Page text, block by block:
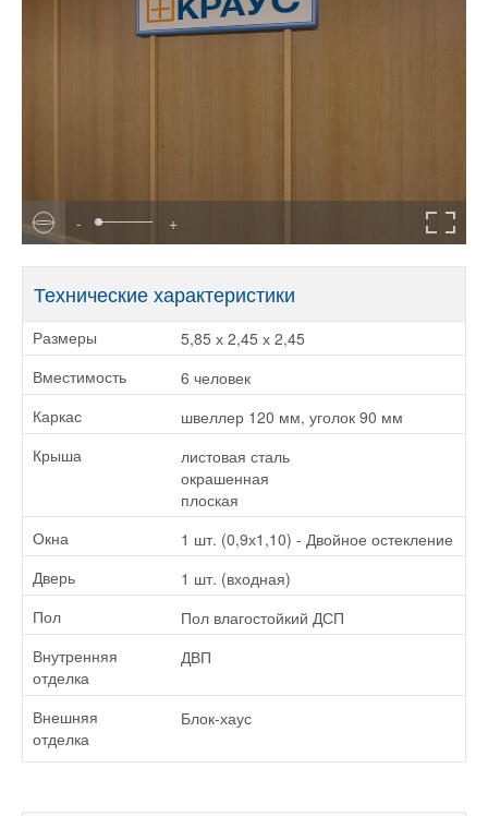
- +
Технические характеристики
Размеры 5,85 х 2,45 х 2,45
Вместимость 6 человек
Каркас швеллер 120 мм, уголок 90 мм
Крыша
листовая сталь
окрашенная
плоская
Окна 1 шт. (0,9х1,10) - Двойное остекление
Дверь 1 шт. (входная)
Пол Пол влагостойкий ДСП
Внутренняя
отделка
ДВП
Внешняя
отделка
Блок-хаус